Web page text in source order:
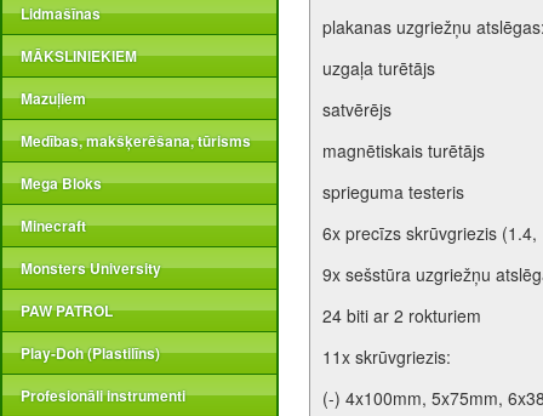
Lidmašīnas
MĀKSLINIEKIEM
Mazuļiem
Medības, makšķerēšana, tūrisms
Mega Bloks
Minecraft
Monsters University
PAW PATROL
Play-Doh (Plastilīns)
Profesionāli instrumenti
plakanas uzgriežņu
uzgaļa turētājs
satvērējs
magnētiskais turētājs
sprieguma testeris
6x precīzs skrūvgriezis
9x sešstūra uzgriežņu
24 biti ar 2 rokturiem
11x skrūvgriezis:
(-) 4x100mm, 5x75mm,